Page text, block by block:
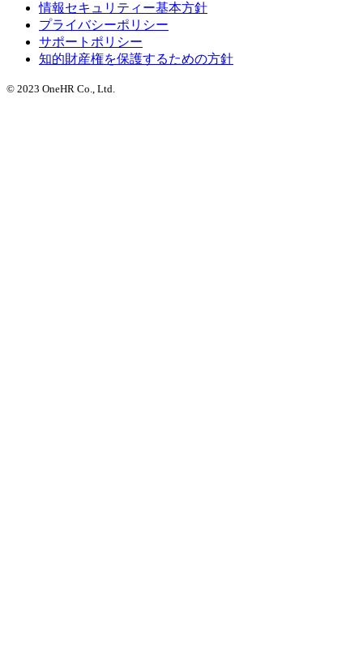
情報セキュリティー基本方針
プライバシーポリシー
サポートポリシー
知的財産権を保護するための方針
© 2023 OneHR Co., Ltd.